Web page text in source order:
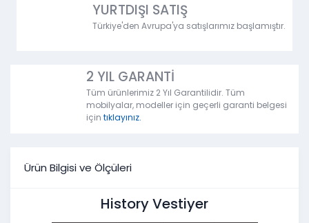
YURTDIŞI SATIŞ
Türkiye'den Avrupa'ya satışlarımız başlamıştır.
2 YIL GARANTİ
Tüm ürünlerimiz 2 Yıl Garantilidir. Tüm
mobilyalar, modeller için geçerli garanti belgesi
için tıklayınız.
Ürün Bilgisi ve Ölçüleri
History Vestiyer